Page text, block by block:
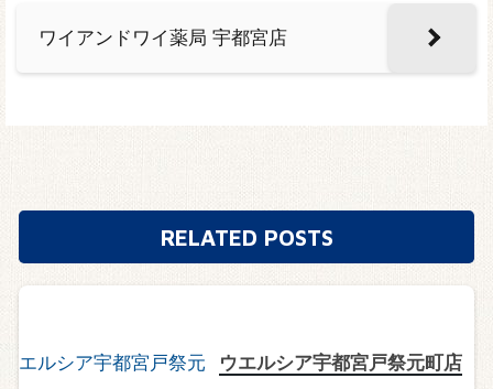
ワイアンドワイ薬局 宇都宮店
RELATED POSTS
ウエルシア宇都宮戸祭元町店